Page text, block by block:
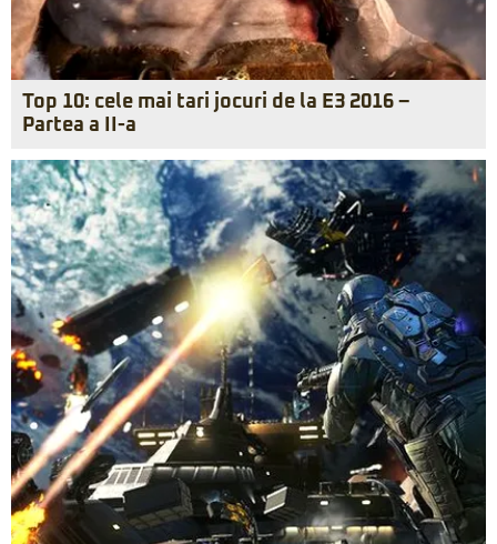
Top 10: cele mai tari jocuri de la E3 2016 –
Partea a II-a